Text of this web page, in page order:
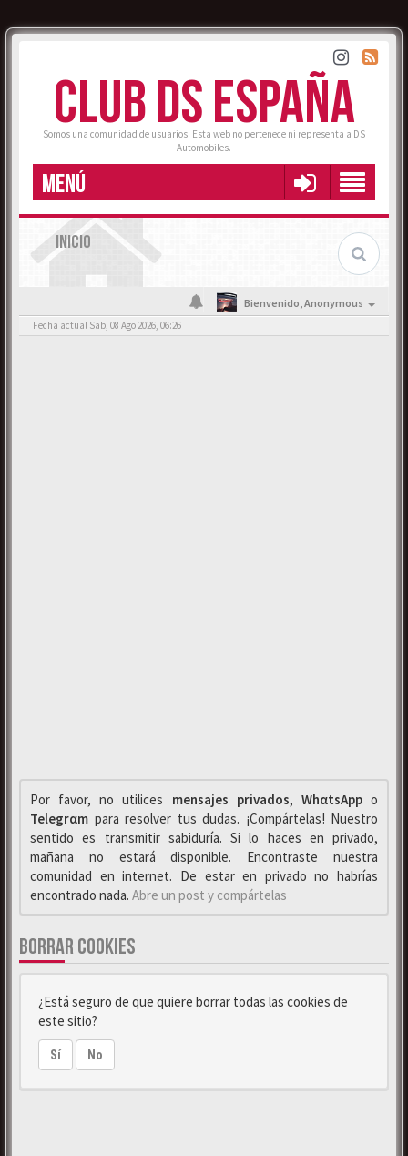
CLUB DS ESPAÑA
Somos una comunidad de usuarios. Esta web no pertenece ni representa a DS
Automobiles.
MENÚ
INICIO
Bienvenido,Anonymous
Fecha actual Sab, 08 Ago 2026, 06:26
Por favor, no utilices mensajes privados, WhαtsAppo
Telegrαm para resolver tus dudas. ¡Compártelas! Nuestro
sentido es transmitir sabiduría. Si lo haces en privado,
mañana no estará disponible. Encontraste nuestra
comunidad en internet. De estar en privado no habrías
encontrado nada. Abre un post y compártelas
BORRAR COOKIES
¿Está seguro de que quiere borrar todas las cookies de
este sitio?
Sí No